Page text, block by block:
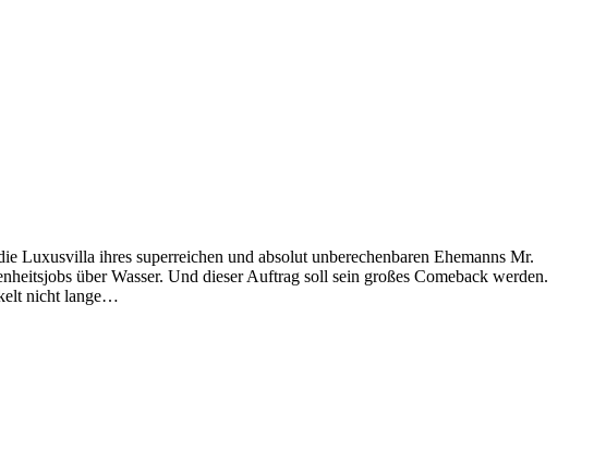
Luxusvilla ihres superreichen und absolut unberechenbaren Ehemanns Mr.
über Wasser. Und dieser Auftrag soll sein großes Comeback werden.
nicht lange…